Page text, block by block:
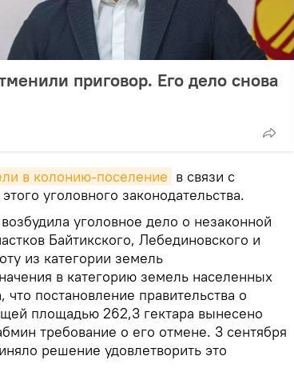
приговор. Его дело снова
в колонию-поселение в связи с
уголовного законодательства.
уголовное дело о незаконной
Байтикского, Лебединовского и
из категории земель
в категорию земель населенных
постановление правительства о
площадью 262,3 гектара вынесено
требование о его отмене. 3 сентября
решение удовлетворить это